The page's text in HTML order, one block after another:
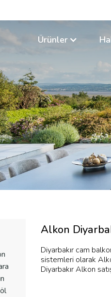
Ürünler
Alkon
Diyarbakır cam
sistemleri olarak
Diyarbakır Alkon